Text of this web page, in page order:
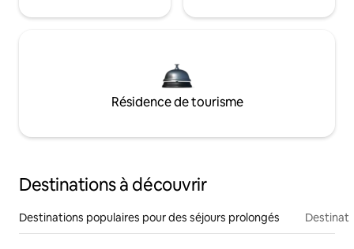
Résidence de tourisme
Destinations à découvrir
Destinations populaires pour des séjours prolongés